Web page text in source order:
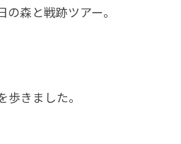
森と戦跡ツアー。
きました。